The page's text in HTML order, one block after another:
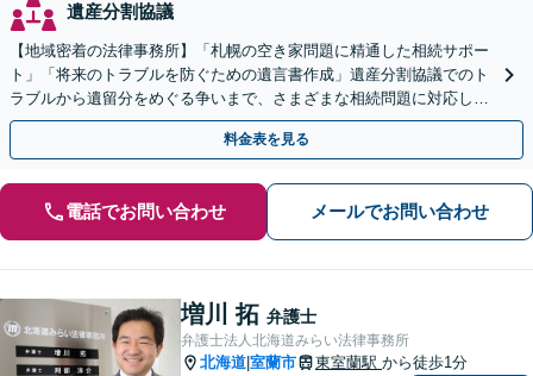
遺産分割協議
【地域密着の法律事務所】「札幌の空き家問題に精通した相続サポー
ト」「将来のトラブルを防ぐための遺言書作成」遺産分割協議でのト
ラブルから遺留分をめぐる争いまで、さまざまな相続問題に対応して
います「アクセス良好・WEB面談対応で安心の相談」
料金表を見る
電話でお問い合わせ メールでお問い合わせ
増川 拓 弁護士
弁護士法人北海道みらい法律事務所
北海道 室蘭市 東室蘭駅 から徒歩1分